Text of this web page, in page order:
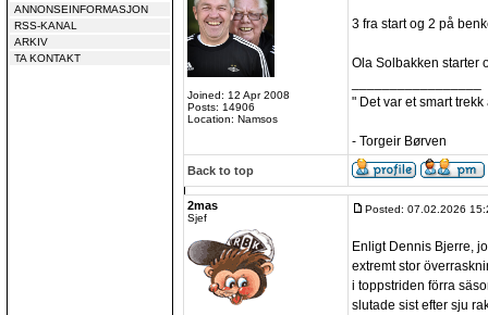
ANNONSEINFORMASJON
RSS-KANAL
ARKIV
TA KONTAKT
Joined: 12 Apr 2008
Posts: 14906
Location: Namsos
3 fra start og 2 på
Ola Solbakken starter
" Det var et smart
- Torgeir Børven
Back to top
2mas
Sjef
Posted: 07.02.2026
Enligt Dennis Bjerre,
extremt stor
i toppstriden förra
slutade sist efter sju